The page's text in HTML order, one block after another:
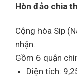
Hòn đảo chia
Cộng hòa Síp
nhận.
Gồm 6 quận
Diện tích: